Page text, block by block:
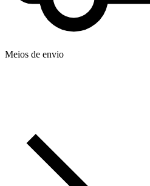
Meios de envio